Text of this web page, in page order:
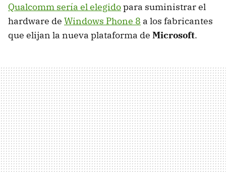
Qualcomm sería el elegidopara suministrar el
hardware de Windows Phone 8 a los fabricantes
que elijan la nueva plataforma de Microsoft.